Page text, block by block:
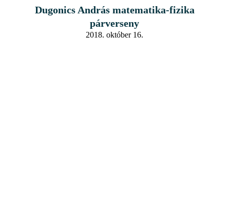
Dugonics András matematika-fizika
párverseny
2018. október 16.